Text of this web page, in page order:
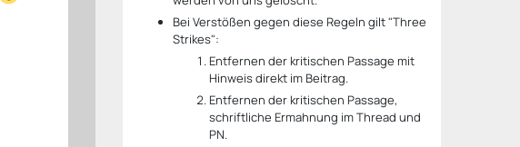
Bei Verstößen gegen diese Regeln gilt "Three
Strikes":
Entfernen der kritischen Passage mit
Hinweis direkt im Beitrag.
Entfernen der kritischen Passage,
schriftliche Ermahnung im Thread und
PN.